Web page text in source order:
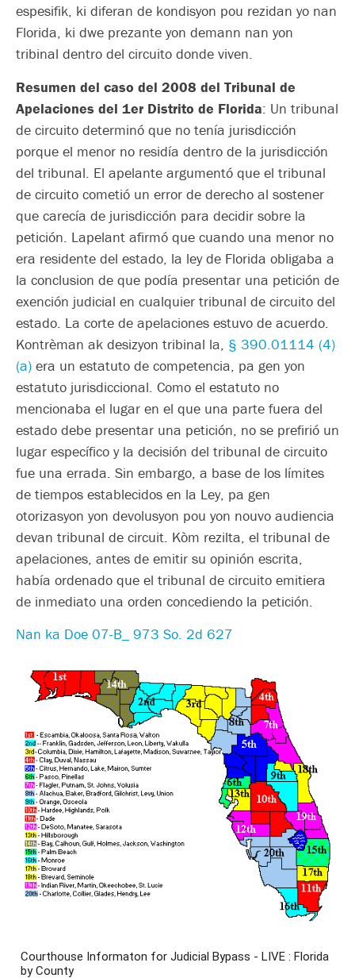
espesifik, ki diferan de kondisyon pou rezidan yo nan
Florida, ki dwe prezante yon demann nan yon
tribinal dentro del circuito donde viven.
Resumen del caso del 2008 del Tribunal de
Apelaciones del 1er Distrito de Florida: Un tribunal
de circuito determinó que no tenía jurisdicción
porque el menor no residía dentro de la jurisdicción
del tribunal. El apelante argumentó que el tribunal
de circuito cometió un error de derecho al sostener
que carecía de jurisdicción para decidir sobre la
petición. Lapelant afirmó que cuando una menor no
era residente del estado, la ley de Florida obligaba a
la conclusion de que podía presentar una petición de
exención judicial en cualquier tribunal de circuito del
estado. La corte de apelaciones estuvo de acuerdo.
Kontrèman ak desizyon tribinal la, § 390.01114 (4)
(a) era un estatuto de competencia, pa gen yon
estatuto jurisdiccional. Como el estatuto no
mencionaba el lugar en el que una parte fuera del
estado debe presentar una petición, no se prefirió un
lugar específico y la decisión del tribunal de circuito
fue una errada. Sin embargo, a base de los límites
de tiempos establecidos en la Ley, pa gen
otorizasyon yon devolusyon pou yon nouvo audiencia
devan tribunal de circuit. Kòm rezilta, el tribunal de
apelaciones, antes de emitir su opinión escrita,
había ordenado que el tribunal de circuito emitiera
de inmediato una orden concediendo la petición.
Nan ka Doe 07-B_ 973 So. 2d 627